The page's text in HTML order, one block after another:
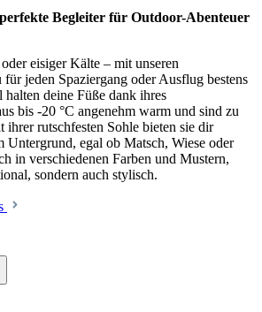
Begleiter für Outdoor-Abenteuer
eisiger Kälte – mit unseren
jeden Spaziergang oder Ausflug bestens
halten deine Füße dank ihres
bis -20 °C angenehm warm und sind zu
ihrer rutschfesten Sohle bieten sie dir
Untergrund, egal ob Matsch, Wiese oder
in verschiedenen Farben und Mustern,
sondern auch stylisch.